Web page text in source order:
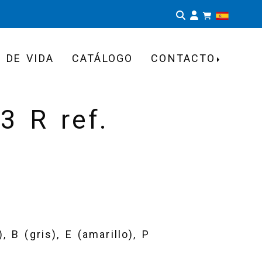
DE VIDA CATÁLOGO CONTACTO
R ref.
B (gris), E (amarillo), P